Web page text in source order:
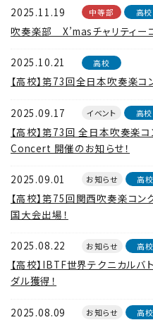
2025.11.19 中等部 高校
吹奏楽部 X’masチャリティー
2025.10.21 高校
【高校】第73回全日本吹奏楽コ
2025.09.17 イベント 高校
【高校】第73回 全日本吹奏楽
Concert 開催のお知らせ！
2025.09.01 お知らせ 高校
【高校】第75回関西吹奏楽コ
国大会出場！
2025.08.22 お知らせ 高校
【高校】IBTF世界テクニカル
ダル獲得！
2025.08.09 お知らせ 高校